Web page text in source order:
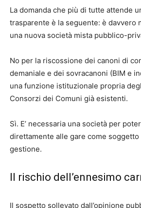
La domanda che più di tutte attende
trasparente è la seguente: è davvero
una nuova società mista pubblico-
No per la riscossione dei canoni di
demaniale e dei sovracanoni (BIM e
una funzione istituzionale propria
Consorzi dei Comuni già esistenti.
Sì. E’ necessaria una società per
direttamente alle gare come
gestione.
Il rischio dell’ennesimo
Il sospetto sollevato dall’opinione